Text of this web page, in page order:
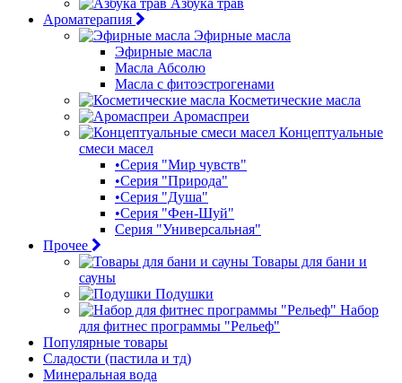
Азбука трав
Ароматерапия
Эфирные масла
Эфирные масла
Масла Абсолю
Масла с фитоэстрогенами
Косметические масла
Аромаспреи
Концептуальные
смеси масел
•Серия "Мир чувств"
•Серия "Природа"
•Серия "Душа"
•Серия "Фен-Шуй"
Серия "Универсальная"
Прочее
Товары для бани и
сауны
Подушки
Набор
для фитнес программы "Рельеф"
Популярные товары
Сладости (пастила и тд)
Минеральная вода